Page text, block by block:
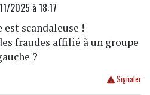
2025 à 18:17
est scandaleuse !
fraudes affilié à un groupe
?
Signaler